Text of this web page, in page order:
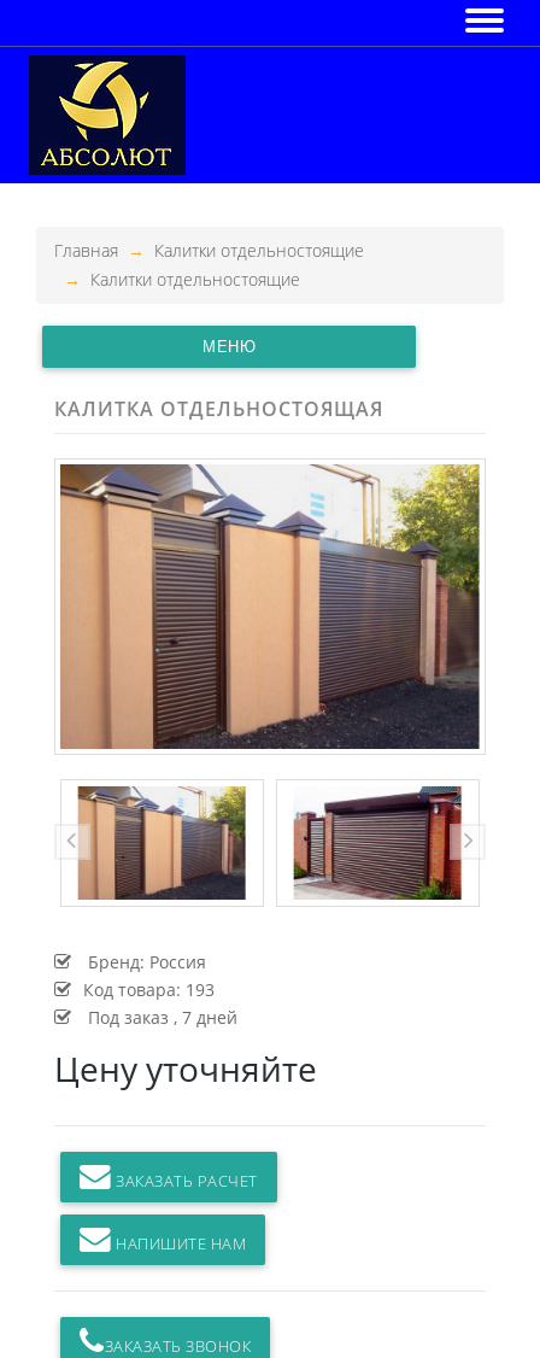
Главная
Калитки отдельностоящие
Калитки отдельностоящие
МЕНЮ
КАЛИТКА ОТДЕЛЬНОСТОЯЩАЯ
Бренд: Россия
Код товара: 193
Под заказ , 7 дней
Цену уточняйте
ЗАКАЗАТЬ РАСЧЕТ
НАПИШИТЕ НАМ
ЗАКАЗАТЬ ЗВОНОК